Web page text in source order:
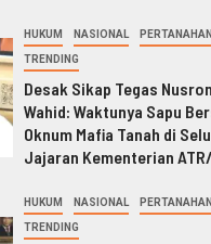
HUKUM NASIONAL PERTANAHAN
TRENDING
Desak Sikap Tegas Nusron
Wahid: Waktunya Sapu
Oknum Mafia Tanah di
Jajaran Kementerian
HUKUM NASIONAL PERTANAHAN
TRENDING